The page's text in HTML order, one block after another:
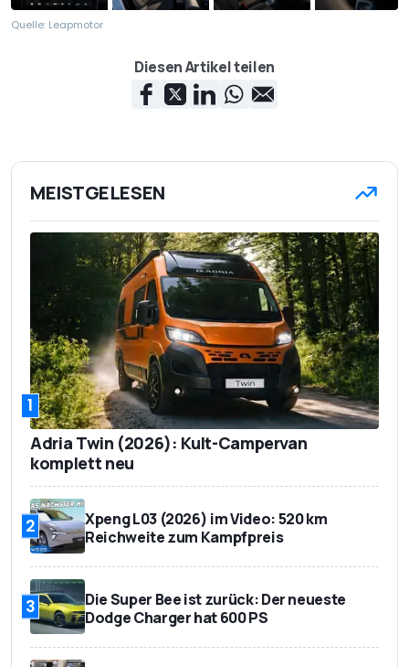
Quelle: Leapmotor
Diesen Artikel teilen
MEISTGELESEN
1
Adria Twin (2026): Kult-Campervan
komplett neu
2
Xpeng L03 (2026) im Video: 520 km
Reichweite zum Kampfpreis
3
Die Super Bee ist zurück: Der neueste
Dodge Charger hat 600 PS